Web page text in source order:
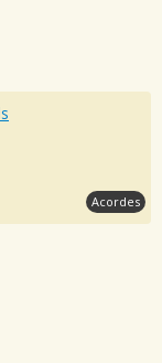
Acordes